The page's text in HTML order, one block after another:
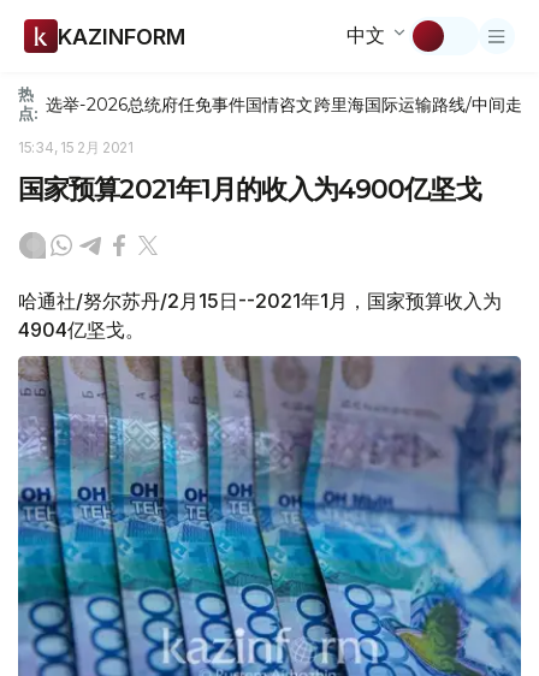
KAZINFORM 中文
热
点: 选举-2026总统府任免事件国情咨文跨里海国际运输路线/中间走廊
15:34, 15 2月 2021
国家预算2021年1月的收入为4900亿坚戈
哈通社/努尔苏丹/2月15日--2021年1月，国家预算收入为
4904亿坚戈。